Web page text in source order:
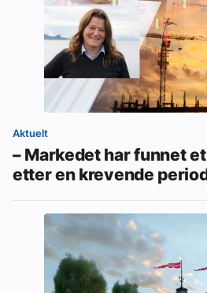
Aktuelt
– Markedet har funnet
etter en krevende